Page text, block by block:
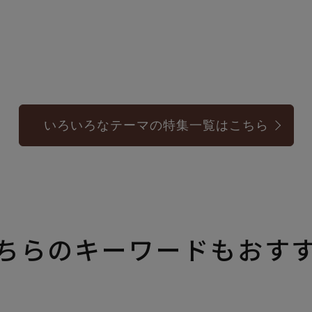
いろいろなテーマの特集一覧はこちら
らのキーワードもおす